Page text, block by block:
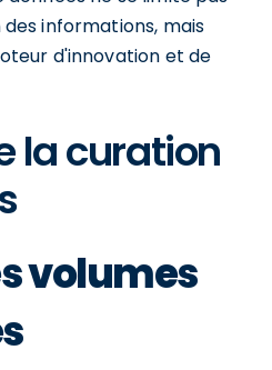
informations, mais
d'innovation et de
la curation
volumes